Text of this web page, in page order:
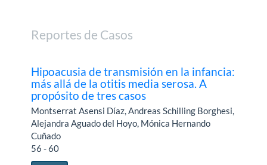
Reportes de Casos
Hipoacusia de transmisión en la infancia:
más allá de la otitis media serosa. A
propósito de tres casos
Montserrat Asensi Díaz, Andreas Schilling Borghesi,
Alejandra Aguado del Hoyo, Mónica Hernando
Cuñado
56 - 60